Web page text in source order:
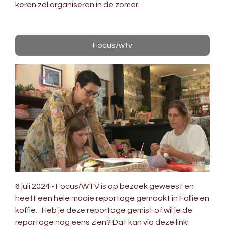
keren zal organiseren in de zomer.
Focus/wtv
6 juli 2024 - Focus/WTV is op bezoek geweest en
heeft een hele mooie reportage gemaakt in Follie en
koffie. Heb je deze reportage gemist of wil je de
reportage nog eens zien? Dat kan via deze link!